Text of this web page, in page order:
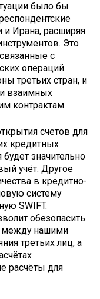
было бы
Ирана, расширяя
Это
с
операций
третьих стран, и
взаимных
контрактам.
счетов для
кредитных
значительно
учёт. Другое
в кредитно-
систему
SWIFT.
обезопасить
между нашими
третьих лиц, а
расчёты для